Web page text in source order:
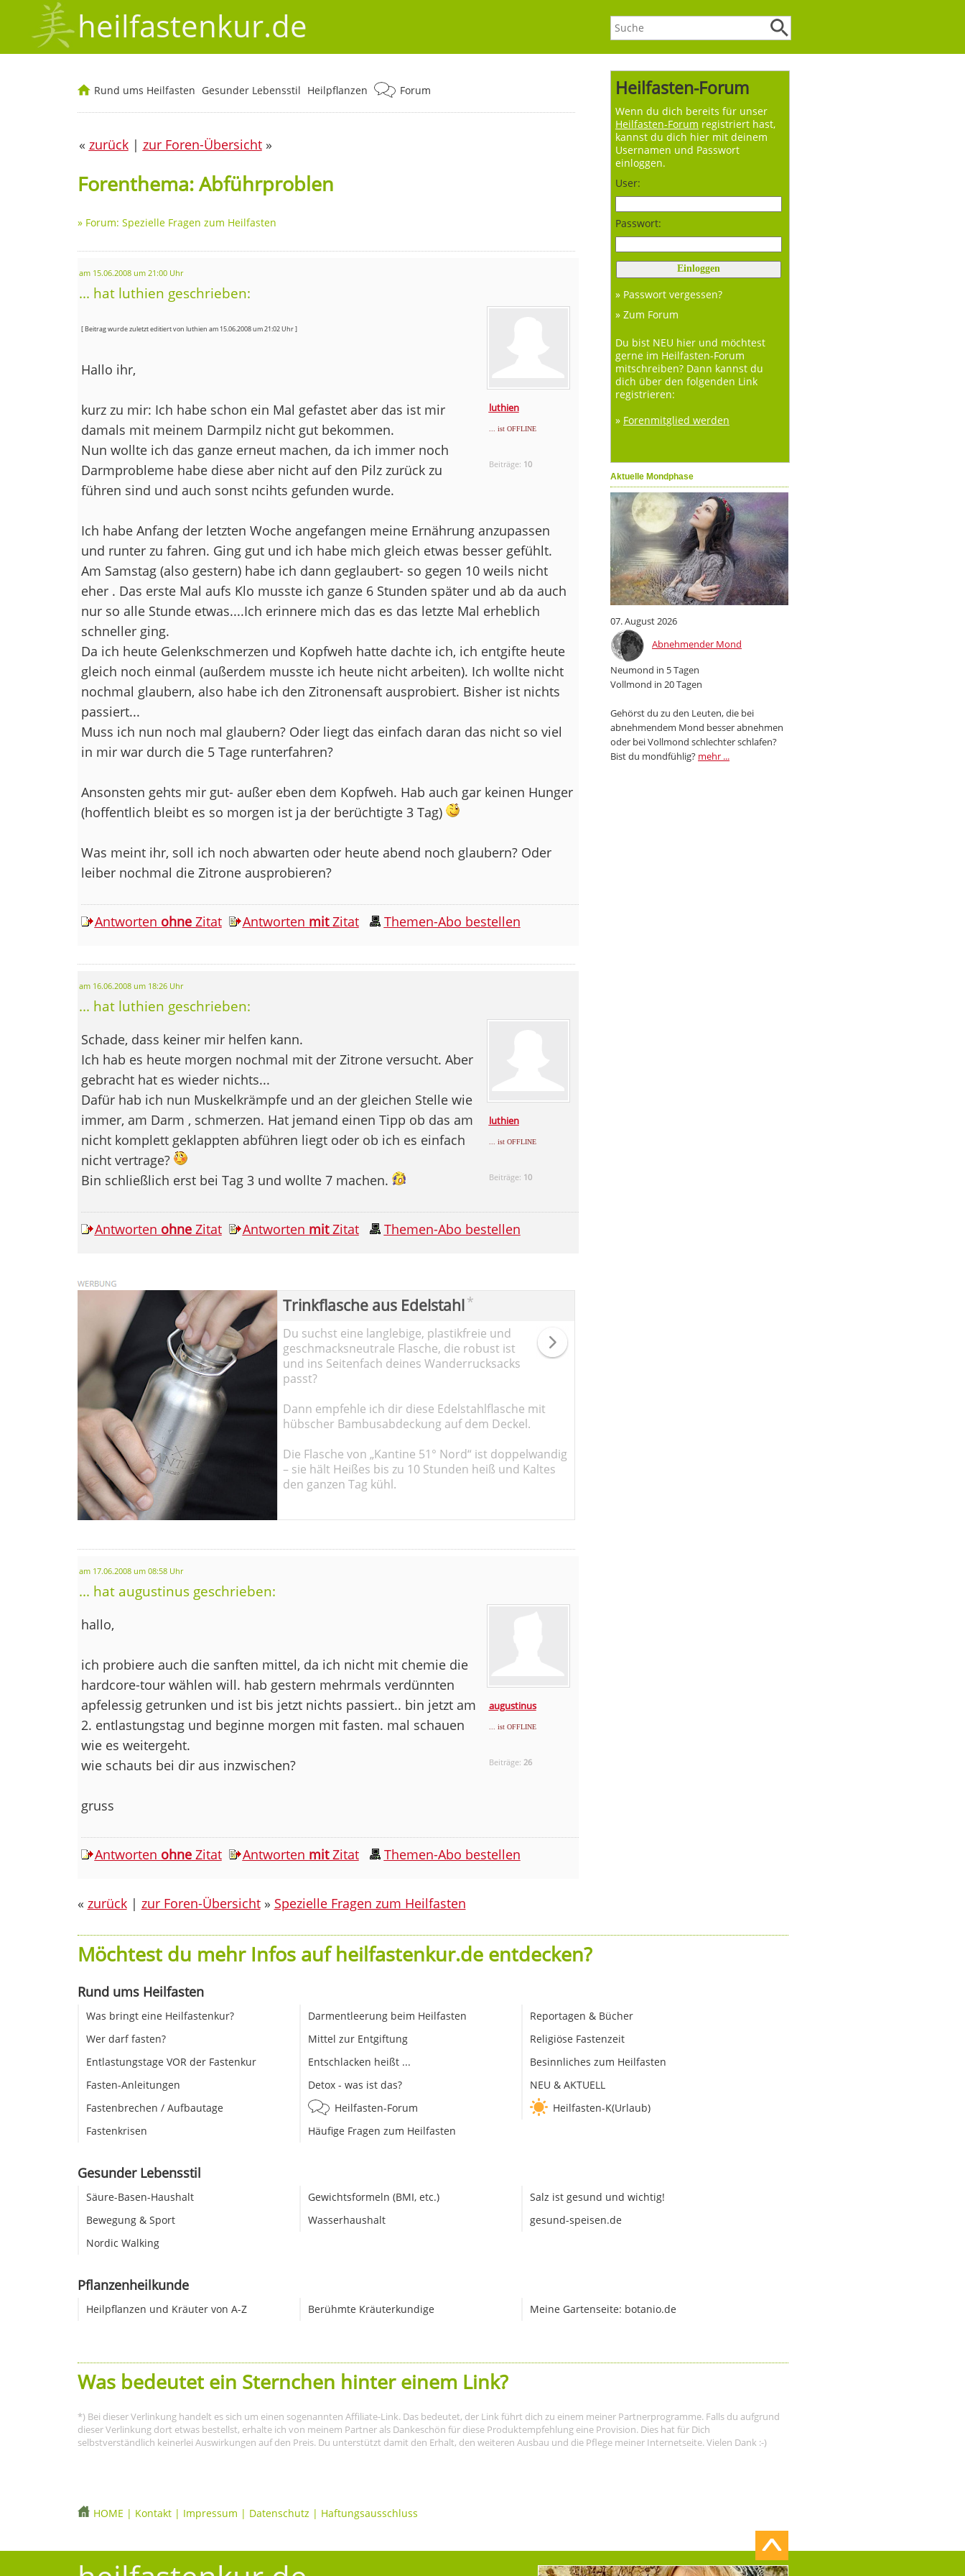
heilfastenkur.de
Heilfasten-Forum
Wenn du dich bereits für unser
Heilfasten-Forum registriert hast,
kannst du dich hier mit deinem
Usernamen und Passwort
einloggen.
User:
Passwort:
» Passwort vergessen?
» Zum Forum
Du bist NEU hier und möchtest
gerne im Heilfasten-Forum
mitschreiben? Dann kannst du
dich über den folgenden Link
registrieren:
» Forenmitglied werden
Aktuelle Mondphase
07. August 2026
Abnehmender Mond
Neumond in 5 Tagen
Vollmond in 20 Tagen
Gehörst du zu den Leuten, die bei
abnehmendem Mond besser abnehmen
oder bei Vollmond schlechter schlafen?
Bist du mondfühlig? mehr ...
Rund ums Heilfasten Gesunder Lebensstil Heilpflanzen Forum
« zurück| zur Foren-Übersicht»
Forenthema: Abführproblen
» Forum: Spezielle Fragen zum Heilfasten
am 15.06.2008 um 21:00 Uhr
... hat luthien geschrieben:
luthien
... ist OFFLINE
Beiträge: 10
[ Beitrag wurde zuletzt editiert von luthien am 15.06.2008 um 21:02 Uhr ]
Hallo ihr,
kurz zu mir: Ich habe schon ein Mal gefastet aber das ist mir
damals mit meinem Darmpilz nicht gut bekommen.
Nun wollte ich das ganze erneut machen, da ich immer noch
Darmprobleme habe diese aber nicht auf den Pilz zurück zu
führen sind und auch sonst ncihts gefunden wurde.
Ich habe Anfang der letzten Woche angefangen meine Ernährung anzupassen
und runter zu fahren. Ging gut und ich habe mich gleich etwas besser gefühlt.
Am Samstag (also gestern) habe ich dann geglaubert- so gegen 10 weils nicht
eher . Das erste Mal aufs Klo musste ich ganze 6 Stunden später und ab da auch
nur so alle Stunde etwas....Ich erinnere mich das es das letzte Mal erheblich
schneller ging.
Da ich heute Gelenkschmerzen und Kopfweh hatte dachte ich, ich entgifte heute
gleich noch einmal (außerdem musste ich heute nicht arbeiten). Ich wollte nicht
nochmal glaubern, also habe ich den Zitronensaft ausprobiert. Bisher ist nichts
passiert...
Muss ich nun noch mal glaubern? Oder liegt das einfach daran das nicht so viel
in mir war durch die 5 Tage runterfahren?
Ansonsten gehts mir gut- außer eben dem Kopfweh. Hab auch gar keinen Hunger
(hoffentlich bleibt es so morgen ist ja der berüchtigte 3 Tag)
Was meint ihr, soll ich noch abwarten oder heute abend noch glaubern? Oder
leiber nochmal die Zitrone ausprobieren?
Antworten ohneZitat Antworten mitZitat Themen-Abo bestellen
am 16.06.2008 um 18:26 Uhr
... hat luthien geschrieben:
luthien
... ist OFFLINE
Beiträge: 10
Schade, dass keiner mir helfen kann.
Ich hab es heute morgen nochmal mit der Zitrone versucht. Aber
gebracht hat es wieder nichts...
Dafür hab ich nun Muskelkrämpfe und an der gleichen Stelle wie
immer, am Darm , schmerzen. Hat jemand einen Tipp ob das am
nicht komplett geklappten abführen liegt oder ob ich es einfach
nicht vertrage?
Bin schließlich erst bei Tag 3 und wollte 7 machen.
Antworten ohneZitat Antworten mitZitat Themen-Abo bestellen
Trinkflasche aus Edelstahl*
Du suchst eine langlebige, plastikfreie und
geschmacksneutrale Flasche, die robust ist
und ins Seitenfach deines Wanderrucksacks
passt?
Dann empfehle ich dir diese Edelstahlflasche mit
hübscher Bambusabdeckung auf dem Deckel.
Die Flasche von „Kantine 51° Nord“ ist doppelwandig
– sie hält Heißes bis zu 10 Stunden heiß und Kaltes
den ganzen Tag kühl.
am 17.06.2008 um 08:58 Uhr
... hat augustinus geschrieben:
augustinus
... ist OFFLINE
Beiträge: 26
hallo,
ich probiere auch die sanften mittel, da ich nicht mit chemie die
hardcore-tour wählen will. hab gestern mehrmals verdünnten
apfelessig getrunken und ist bis jetzt nichts passiert.. bin jetzt am
2. entlastungstag und beginne morgen mit fasten. mal schauen
wie es weitergeht.
wie schauts bei dir aus inzwischen?
gruss
Antworten ohneZitat Antworten mitZitat Themen-Abo bestellen
« zurück| zur Foren-Übersicht» Spezielle Fragen zum Heilfasten
Möchtest du mehr Infos auf heilfastenkur.de entdecken?
Rund ums Heilfasten
Was bringt eine Heilfastenkur?
Wer darf fasten?
Entlastungstage VOR der Fastenkur
Fasten-Anleitungen
Fastenbrechen / Aufbautage
Fastenkrisen
Darmentleerung beim Heilfasten
Mittel zur Entgiftung
Entschlacken heißt ...
Detox - was ist das?
Heilfasten-Forum
Häufige Fragen zum Heilfasten
Reportagen & Bücher
Religiöse Fastenzeit
Besinnliches zum Heilfasten
NEU & AKTUELL
Heilfasten-K(Urlaub)
Gesunder Lebensstil
Säure-Basen-Haushalt
Bewegung & Sport
Nordic Walking
Gewichtsformeln (BMI, etc.)
Wasserhaushalt
Salz ist gesund und wichtig!
gesund-speisen.de
Pflanzenheilkunde
Heilpflanzen und Kräuter von A-Z Berühmte Kräuterkundige Meine Gartenseite: botanio.de
Was bedeutet ein Sternchen hinter einem Link?
*) Bei dieser Verlinkung handelt es sich um einen sogenannten Affiliate-Link. Das bedeutet, der Link führt dich zu einem meiner Partnerprogramme. Falls du aufgrund
dieser Verlinkung dort etwas bestellst, erhalte ich von meinem Partner als Dankeschön für diese Produktempfehlung eine Provision. Dies hat für Dich
selbstverständlich keinerlei Auswirkungen auf den Preis. Du unterstützt damit den Erhalt, den weiteren Ausbau und die Pflege meiner Internetseite. Vielen Dank :-)
HOME | Kontakt| Impressum | Datenschutz | Haftungsausschluss